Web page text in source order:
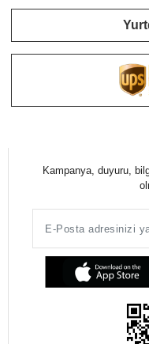
Kampanya, duyuru,